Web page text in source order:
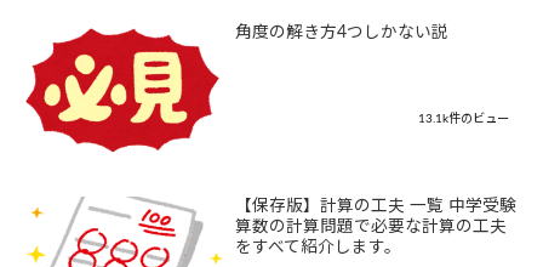
角度の解き方4つしかない説
13.1k件のビュー
【保存版】計算の工夫 一覧 中学受験
算数の計算問題で必要な計算の工夫
をすべて紹介します。